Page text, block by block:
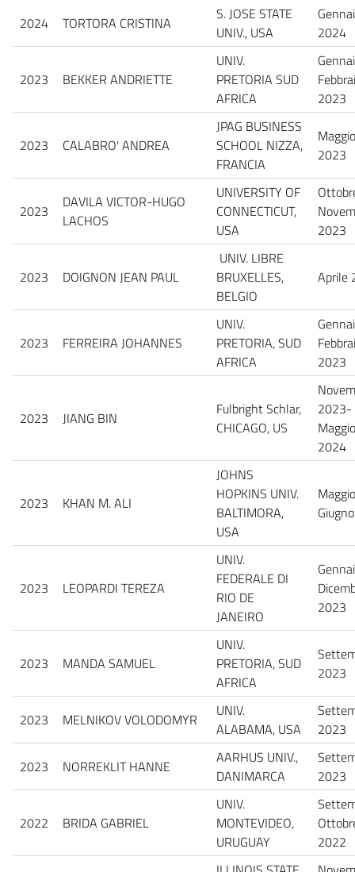
2024
TORTORA CRISTINA
S. JOSE STATE
UNIV., USA
2024
2023 BEKKER ANDRIETTE
UNIV.
PRETORIA SUD
AFRICA
2023
2023 CALABRO' ANDREA
JPAG BUSINESS
SCHOOL NIZZA,
FRANCIA
Maggio
2023
2023
DAVILA VICTOR-HUGO
LACHOS
UNIVERSITY OF
CONNECTICUT,
USA
2023
2023 DOIGNON JEAN PAUL
UNIV. LIBRE
BRUXELLES,
BELGIO
Aprile
2023 FERREIRA JOHANNES
UNIV.
PRETORIA, SUD
AFRICA
2023
2023 JIANG BIN
Fulbright Schlar,
CHICAGO, US
2023-
Maggio
2024
2023 KHAN M. ALI
JOHNS
HOPKINS UNIV.
BALTIMORA,
USA
2023 LEOPARDI TEREZA
UNIV.
FEDERALE DI
RIO DE
JANEIRO
2023
2023 MANDA SAMUEL
UNIV.
PRETORIA, SUD
AFRICA
2023
2023 MELNIKOV VOLODOMYR
UNIV.
ALABAMA, USA
2023
2023
NORREKLIT HANNE
AARHUS UNIV.,
DANIMARCA
2023
2022 BRIDA GABRIEL
UNIV.
MONTEVIDEO,
URUGUAY
2022